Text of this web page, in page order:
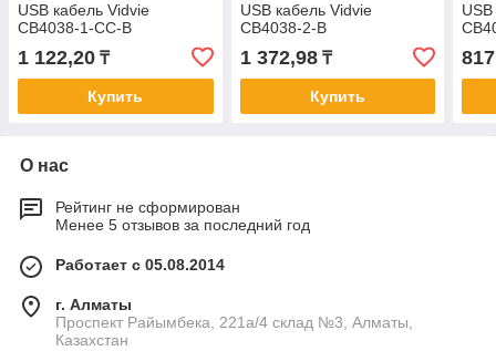
USB кабель Vidvie
CB4038-1-CC-B
1 122,20 ₸
Купить
USB кабель Vidvie
CB4038-2-B
1 372,98₸
Купить
О нас
Рейтинг не сформирован
Менее 5 отзывов за последний год
Работает с 05.08.2014
г. Алматы
Проспект Райымбека, 221а/4 склад №3, Алматы,
Казахстан